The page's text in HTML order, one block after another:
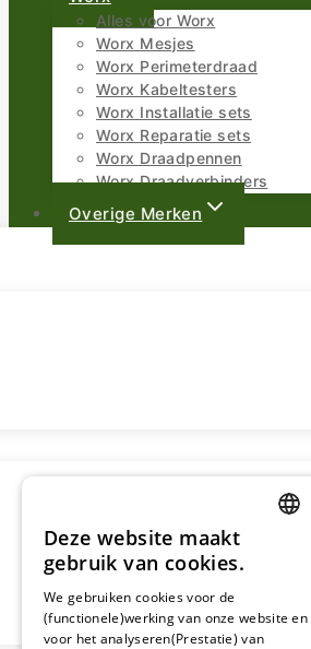
Alles voor Worx
Worx Mesjes
Worx Perimeterdraad
Worx Kabeltesters
Worx Installatie sets
Worx Reparatie sets
Worx Draadpennen
Worx Draadverbinders
Overige Merken
Deze website maakt
gebruik van cookies.
We gebruiken cookies voor de
(functionele)werking van onze website en
voor het analyseren(Prestatie) van